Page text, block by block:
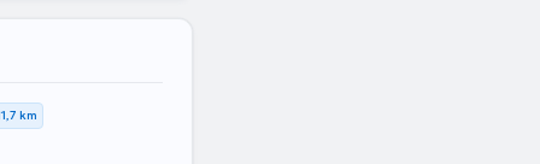
km